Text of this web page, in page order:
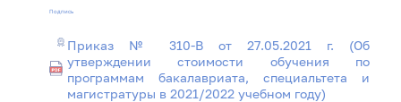
Подпись
Приказ № 310-В от 27.05.2021 г. (Об
утверждении стоимости обучения по
программам бакалавриата, специальтета и
магистратуры в 2021/2022 учебном году)